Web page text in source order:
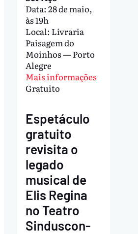
Data: 28 de maio,
às 19h
Local: Livraria
Paisagem do
Moinhos — Porto
Alegre
Mais informações
Gratuito
Espetáculo
gratuito
revisita o
legado
musical de
Elis Regina
no Teatro
Sinduscon-